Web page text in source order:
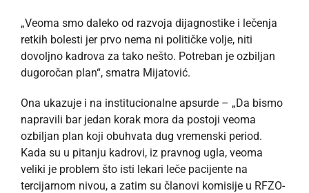
„Veoma smo daleko od razvoja dijagnostike i lečenja
retkih bolesti jer prvo nema ni političke volje, niti
dovoljno kadrova za tako nešto. Potreban je ozbiljan
dugoročan plan“, smatra Mijatović.
Ona ukazuje i na institucionalne apsurde – „Da bismo
napravili bar jedan korak mora da postoji veoma
ozbiljan plan koji obuhvata dug vremenski period.
Kada su u pitanju kadrovi, iz pravnog ugla, veoma
veliki je problem što isti lekari leče pacijente na
tercijarnom nivou, a zatim su članovi komisije u RFZO-